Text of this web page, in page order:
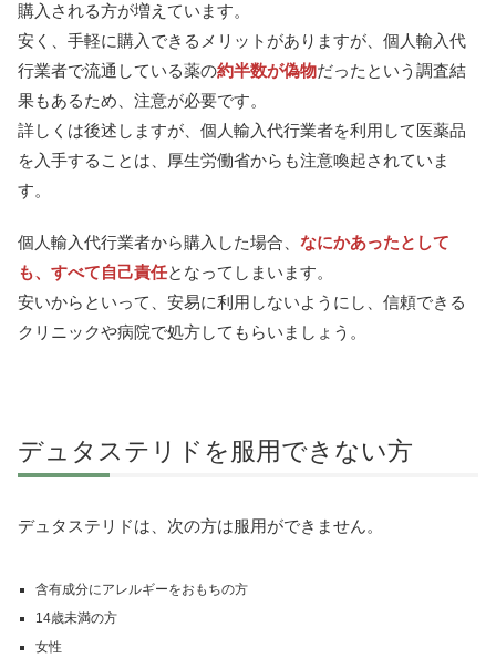
購入される方が増えています。
安く、手軽に購入できるメリットがありますが、個人輸入代
行業者で流通している薬の約半数が偽物だったという調査結
果もあるため、注意が必要です。
詳しくは後述しますが、個人輸入代行業者を利用して医薬品
を入手することは、厚生労働省からも注意喚起されていま
す。
個人輸入代行業者から購入した場合、 なにかあったとして
も、すべて自己責任となってしまいます。
安いからといって、安易に利用しないようにし、信頼できる
クリニックや病院で処方してもらいましょう。
デュタステリドを服用できない方
デュタステリドは、次の方は服用ができません。
含有成分にアレルギーをおもちの方
14歳未満の方
女性